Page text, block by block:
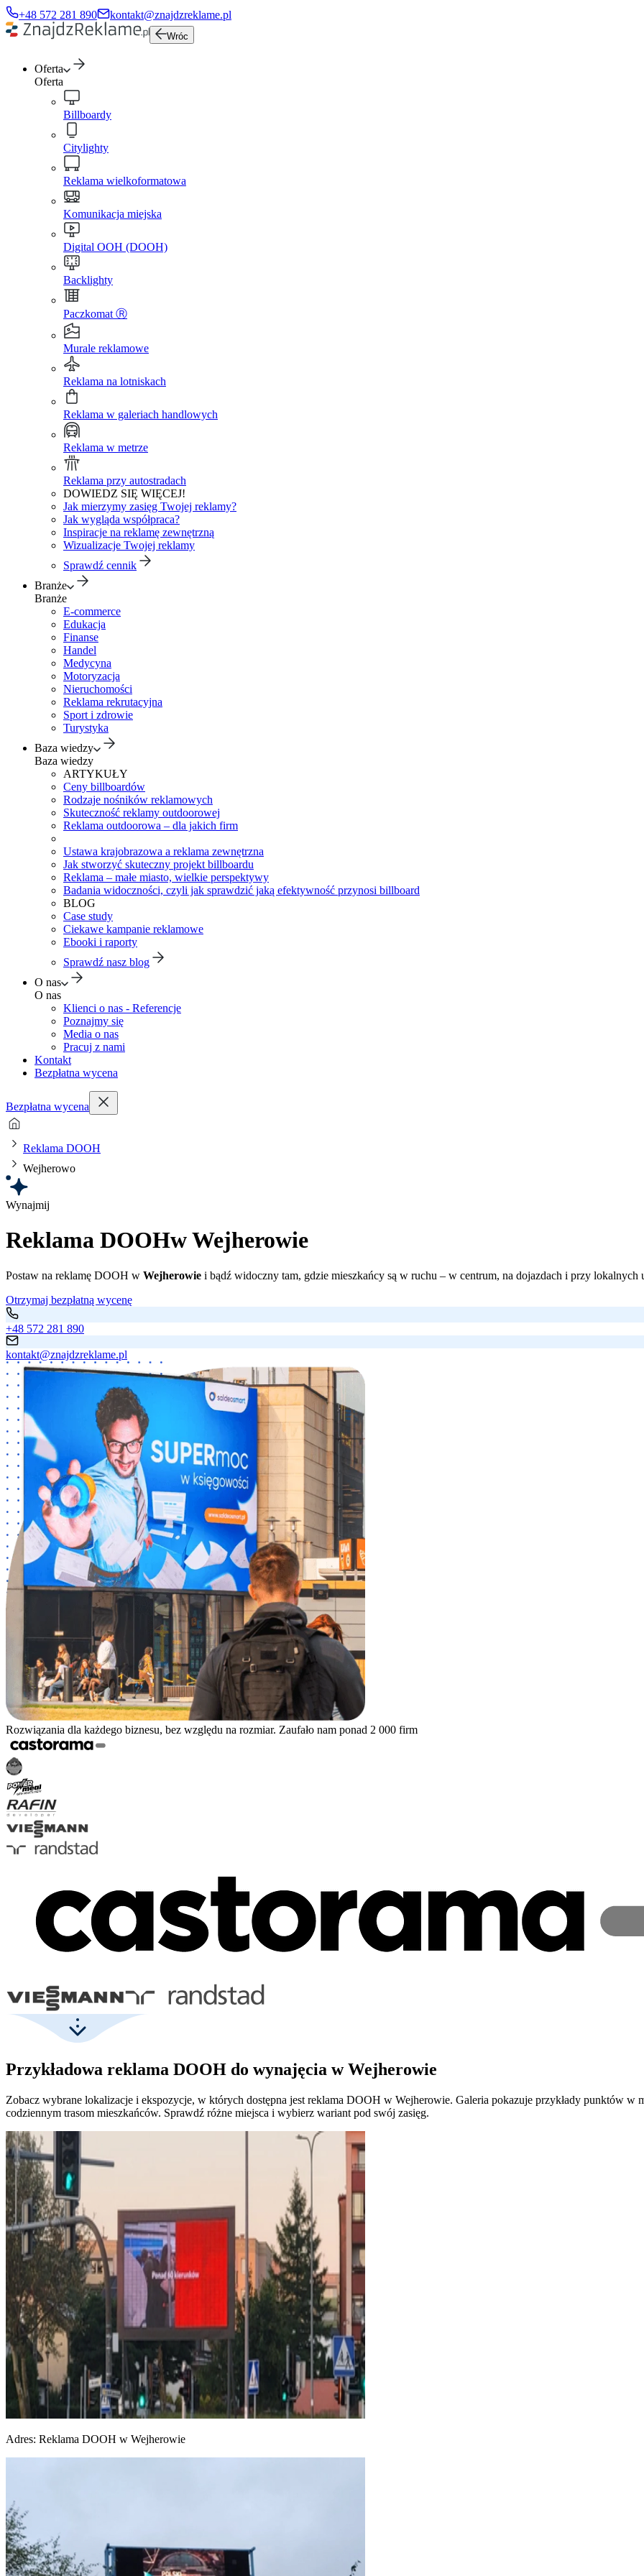
+48 572 281 890 kontakt@znajdzreklame.pl
Wróc
Oferta
Oferta
Billboardy
Citylighty
Reklama wielkoformatowa
Komunikacja miejska
Digital OOH (DOOH)
Backlighty
Paczkomat Ⓡ
Murale reklamowe
Reklama na lotniskach
Reklama w galeriach handlowych
Reklama w metrze
Reklama przy autostradach
DOWIEDZ SIĘ WIĘCEJ!
Jak mierzymy zasięg Twojej reklamy?
Jak wygląda współpraca?
Inspiracje na reklamę zewnętrzną
Wizualizacje Twojej reklamy
Sprawdź cennik
Branże
Branże
E-commerce
Edukacja
Finanse
Handel
Medycyna
Motoryzacja
Nieruchomości
Reklama rekrutacyjna
Sport i zdrowie
Turystyka
Baza wiedzy
Baza wiedzy
ARTYKUŁY
Ceny billboardów
Rodzaje nośników reklamowych
Skuteczność reklamy outdoorowej
Reklama outdoorowa – dla jakich firm
Ustawa krajobrazowa a reklama zewnętrzna
Jak stworzyć skuteczny projekt billboardu
Reklama – małe miasto, wielkie perspektywy
Badania widoczności, czyli jak sprawdzić jaką efektywność przynosi billboard
BLOG
Case study
Ciekawe kampanie reklamowe
Ebooki i raporty
Sprawdź nasz blog
O nas
O nas
Klienci o nas - Referencje
Poznajmy się
Media o nas
Pracuj z nami
Kontakt
Bezpłatna wycena
Bezpłatna wycena
Reklama DOOH
Wejherowo
Wynajmij
Reklama DOOHw Wejherowie
Postaw na reklamę DOOH w Wejherowie i bądź widoczny tam, gdzie mieszkańcy są w ruchu – w centrum, na dojazdach i przy lokalnych
Otrzymaj bezpłatną wycenę
+48 572 281 890
kontakt@znajdzreklame.pl
Rozwiązania dla każdego biznesu, bez względu na rozmiar. Zaufało nam ponad 2 000 firm
Przykładowa reklama DOOH do wynajęcia w Wejherowie
Zobacz wybrane lokalizacje i ekspozycje, w których dostępna jest reklama DOOH w Wejherowie. Galeria pokazuje przykłady punktów
codziennym trasom mieszkańców. Sprawdź różne miejsca i wybierz wariant pod swój zasięg.
Adres: Reklama DOOH w Wejherowie